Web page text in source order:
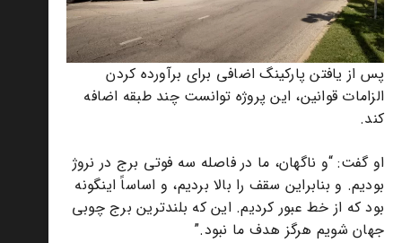
پس از یافتن پارکینگ اضافی برای برآورده کردن
الزامات قوانین، این پروژه توانست چند طبقه اضافه
کند.
او گفت: “و ناگهان، ما در فاصله سه فوتی برج در نروژ
بودیم. و بنابراین سقف را بالا بردیم، و اساساً اینگونه
بود که از خط عبور کردیم. این که بلندترین برج چوبی
جهان شویم هرگز هدف ما نبود.”